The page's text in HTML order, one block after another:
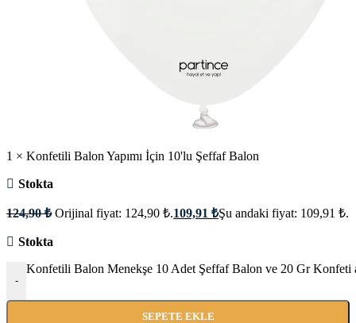
1 × Konfetili Balon Yapımı İçin 10'lu Şeffaf Balon
Stokta
124,90₺ Orijinal fiyat: 124,90 ₺.109,91 ₺Şu andaki fiyat: 109,91 ₺.
Stokta
-
Konfetili Balon Menekşe 10 Adet Şeffaf Balon ve 20 Gr Konfeti
SEPETE EKLE